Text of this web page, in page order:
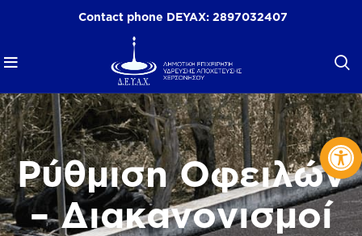
Contact phone DEYAX: 2897032407
Ρύθμιση Οφειλών
– Διακανονισμοί